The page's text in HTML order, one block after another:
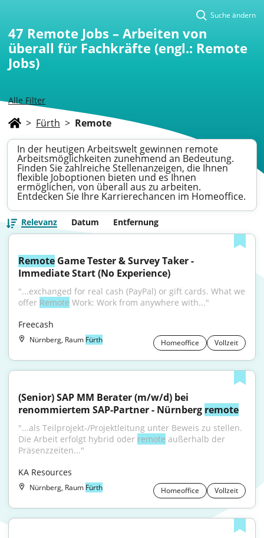
Alle Filter
Suche ändern
47 Remote Jobs – Arbeiten von
überall für Fachkräfte (engl.: Remote
Jobs)
> Fürth > Remote
In der heutigen Arbeitswelt gewinnen remote
Arbeitsmöglichkeiten zunehmend an Bedeutung.
Finden Sie zahlreiche Stellenanzeigen, die Ihnen
flexible Joboptionen bieten und es Ihnen
ermöglichen, von überall aus zu arbeiten.
Entdecken Sie Ihre Karrierechancen im Homeoffice.
Relevanz Datum Entfernung
Remote Game Tester & Survey Taker -
Immediate Start (No Experience)
"...exchanged for real cash (PayPal) or gift cards. What we
offer Remote Work: Work from anywhere with..."
Freecash
Nürnberg, Raum Fürth Homeoffice Vollzeit
(Senior) SAP MM Berater (m/w/d) bei
renommiertem SAP-Partner - Nürnberg remote
"...als Teilprojekt-/Projektleitung unter Beweis zu stellen.
Die Arbeit erfolgt hybrid oder remote außerhalb der
Präsenzzeiten..."
KA Resources
Nürnberg, Raum Fürth Homeoffice Vollzeit